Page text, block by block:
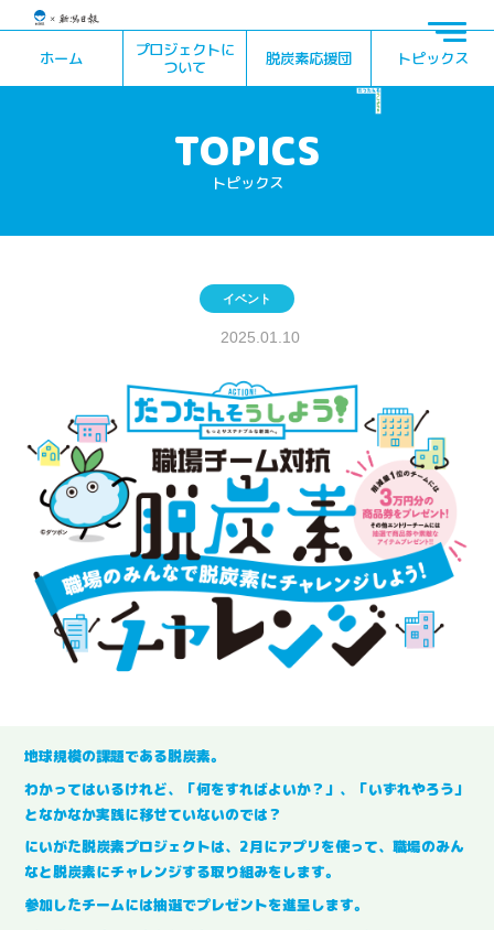
ホーム
プロジェクトに
ついて
脱炭素応援団 トピックス
トピックス
イベント
2025.01.10
地球規模の課題である脱炭素。
わかってはいるけれど、「何をすればよいか？」、「いずれやろう」
となかなか実践に移せていないのでは？
にいがた脱炭素プロジェクトは、2月にアプリを使って、職場のみん
なと脱炭素にチャレンジする取り組みをします。
参加したチームには抽選でプレゼントを進呈します。